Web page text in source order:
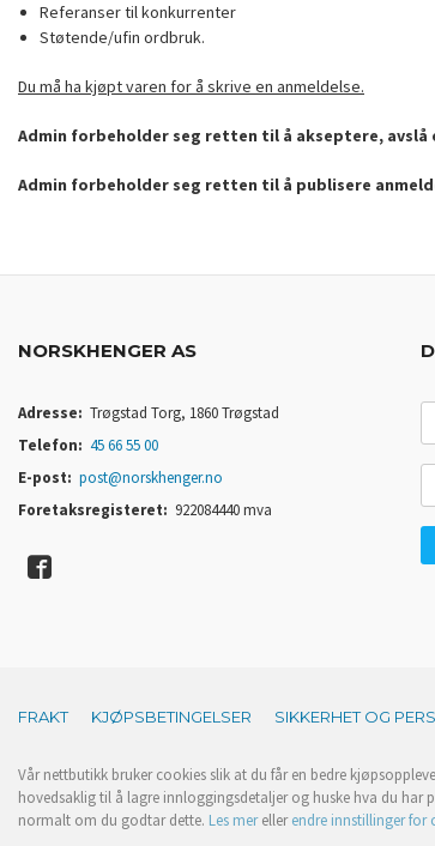
Referanser til konkurrenter
Støtende/ufin ordbruk.
Du må ha kjøpt varen for å skrive en anmeldelse.
Admin forbeholder seg retten til å akseptere,
Admin forbeholder seg retten til å publisere
NORSKHENGER AS
Adresse: Trøgstad Torg, 1860 Trøgstad
Telefon: 45 66 55 00
E-post: post@norskhenger.no
Foretaksregisteret: 922084440 mva
FRAKT KJØPSBETINGELSER SIKKERHET OG
Vår nettbutikk bruker cookies slik at du får en bedre
hovedsaklig til å lagre innloggingsdetaljer og huske hva du har
normalt om du godtar dette. Les merellerendre innstillinger for